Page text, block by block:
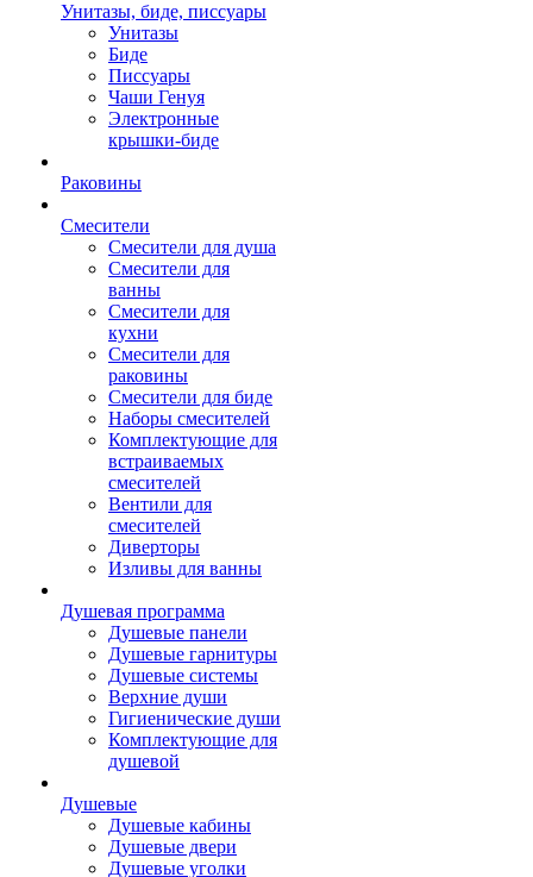
Унитазы, биде, писсуары
Унитазы
Биде
Писсуары
Чаши Генуя
Электронные
крышки-биде
Раковины
Смесители
Смесители для душа
Смесители для
ванны
Смесители для
кухни
Смесители для
раковины
Смесители для биде
Наборы смесителей
Комплектующие для
встраиваемых
смесителей
Вентили для
смесителей
Диверторы
Изливы для ванны
Душевая программа
Душевые панели
Душевые гарнитуры
Душевые системы
Верхние души
Гигиенические души
Комплектующие для
душевой
Душевые
Душевые кабины
Душевые двери
Душевые уголки